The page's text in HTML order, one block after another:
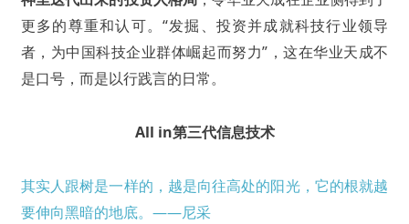
更多的尊重和认可。“发掘、投资并成就科技行业领导
者，为中国科技企业群体崛起而努力”，这在华业天成不
是口号，而是以行践言的日常。
All in第三代信息技术
其实人跟树是一样的，越是向往高处的阳光，它的根就越
要伸向黑暗的地底。——尼采